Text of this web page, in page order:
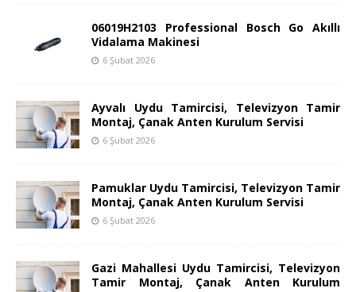
06019H2103 Professional Bosch Go Akıllı
Vidalama Makinesi
6 Şubat 2026
Ayvalı Uydu Tamircisi, Televizyon Tamir
Montaj, Çanak Anten Kurulum Servisi
6 Şubat 2026
Pamuklar Uydu Tamircisi, Televizyon Tamir
Montaj, Çanak Anten Kurulum Servisi
6 Şubat 2026
Gazi Mahallesi Uydu Tamircisi, Televizyon
Tamir Montaj, Çanak Anten Kurulum